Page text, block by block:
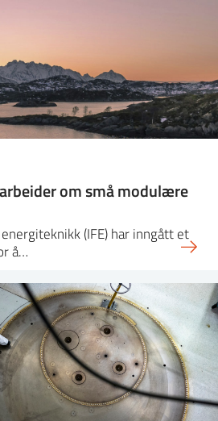
om små modulære
(IFE) har inngått et
å…